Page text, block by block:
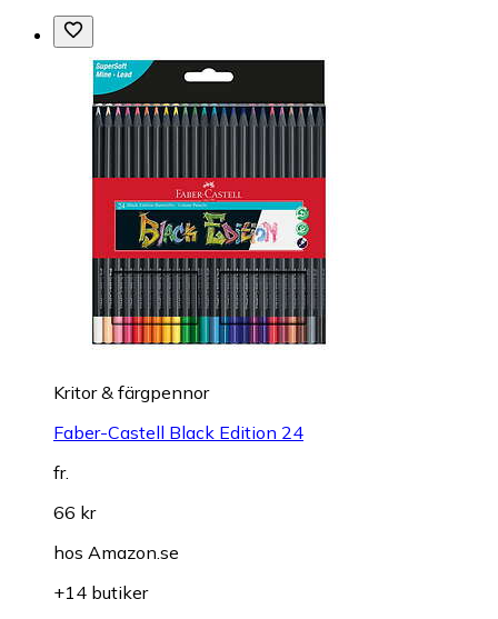
Kritor & färgpennor
Faber-Castell Black Edition 24
fr.
66 kr
hos Amazon.se
+14 butiker